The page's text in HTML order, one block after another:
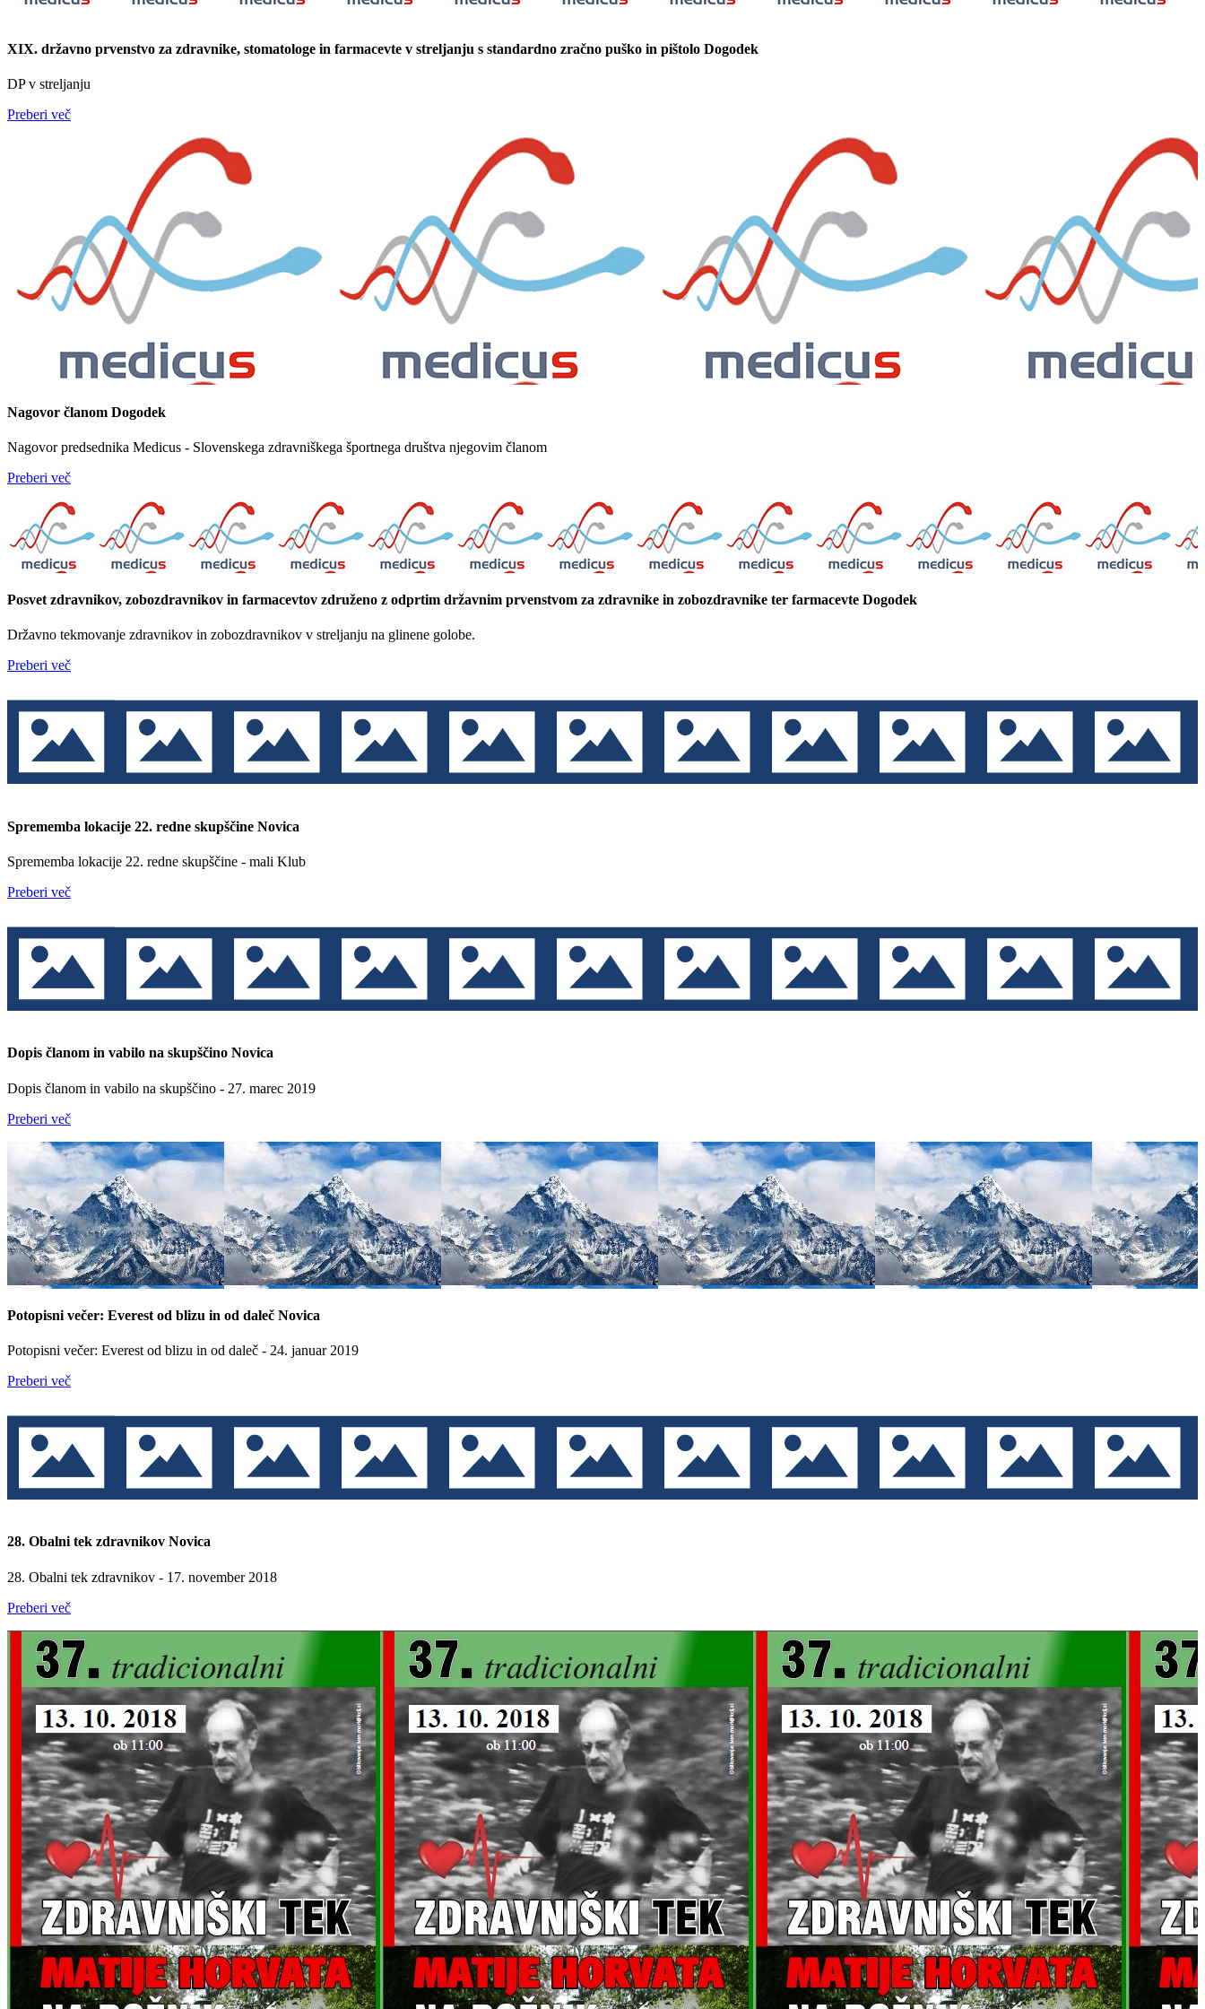
XIX. državno prvenstvo za zdravnike, stomatologe in farmacevte v streljanju s standardno zračno puško in pištolo Dogodek
DP v streljanju
Preberi več
Nagovor članom Dogodek
Nagovor predsednika Medicus - Slovenskega zdravniškega športnega društva njegovim članom
Preberi več
Posvet zdravnikov, zobozdravnikov in farmacevtov združeno z odprtim državnim prvenstvom za zdravnike in zobozdravnike ter farmacevte Dogodek
Državno tekmovanje zdravnikov in zobozdravnikov v streljanju na glinene golobe.
Preberi več
Sprememba lokacije 22. redne skupščine Novica
Sprememba lokacije 22. redne skupščine - mali Klub
Preberi več
Dopis članom in vabilo na skupščino Novica
Dopis članom in vabilo na skupščino - 27. marec 2019
Preberi več
Potopisni večer: Everest od blizu in od daleč Novica
Potopisni večer: Everest od blizu in od daleč - 24. januar 2019
Preberi več
28. Obalni tek zdravnikov Novica
28. Obalni tek zdravnikov - 17. november 2018
Preberi več